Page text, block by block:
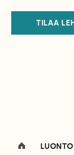
TILAA
LUONTO